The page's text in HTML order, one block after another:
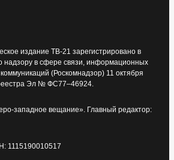
издание ТВ-21 зарегистрировано в
надзору в сфере связи, информационных
(Роскомнадзор) 11 октября
Эл № ФС77–46924.
западное вещание». Главный редактор:
1115190010517